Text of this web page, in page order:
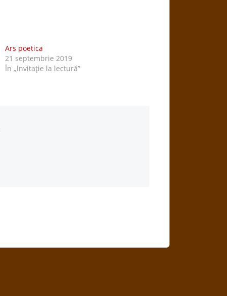
Ars poetica
21 septembrie 2019
În „lnvitaţie la lectură”